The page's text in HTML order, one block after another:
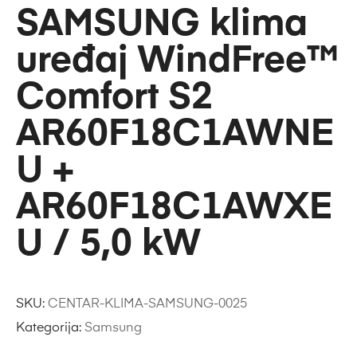
SAMSUNG klima
uređaj WindFree™
Comfort S2
AR60F18C1AWNE
U +
AR60F18C1AWXE
U / 5,0 kW
SKU: CENTAR-KLIMA-SAMSUNG-0025
Kategorija: Samsung